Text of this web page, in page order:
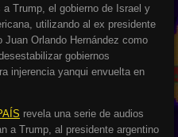
Trump, el gobierno de Israel y
utilizando al ex presidente
Juan Orlando Hernández como
gobiernos
injerencia yanqui envuelta en
revela una serie de audios
a Trump, al presidente argentino